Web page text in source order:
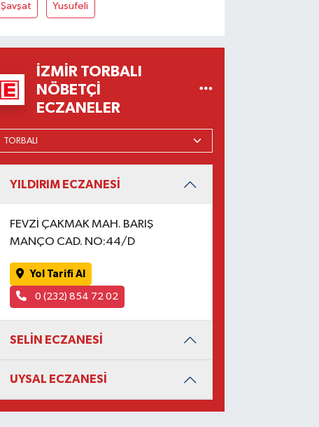
Şavşat Yusufeli
İZMIR TORBALI
NÖBETÇI
ECZANELER
YILDIRIM ECZANESİ
FEVZİ ÇAKMAK MAH. BARIŞ
MANÇO CAD. NO:44/D
Yol Tarifi Al
0 (232) 854 72 02
SELİN ECZANESİ
UYSAL ECZANESİ